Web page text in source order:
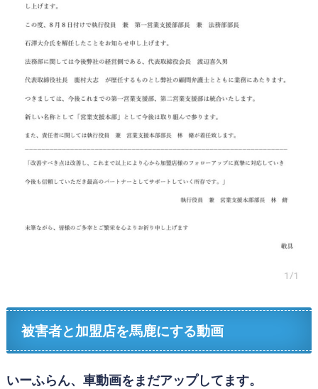
被害者と加盟店を馬鹿にする動画
いーふらん、車動画をまだアップしてます。